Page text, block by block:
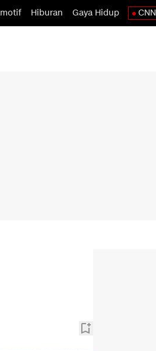
Hiburan Gaya Hidup